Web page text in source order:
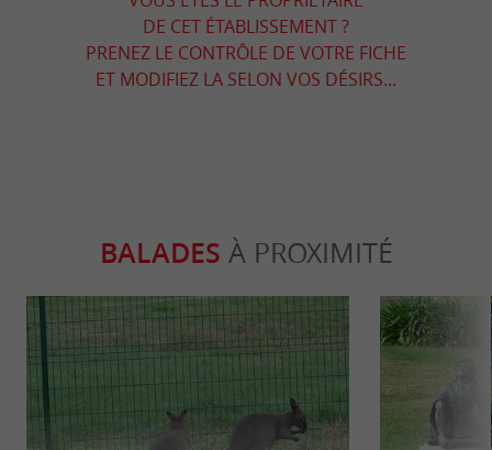
DE CET ÉTABLISSEMENT ?
PRENEZ LE CONTRÔLE DE VOTRE FICHE
ET MODIFIEZ LA SELON VOS DÉSIRS...
BALADES À PROXIMITÉ